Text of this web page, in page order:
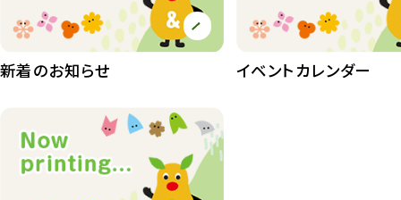
植物たち 407
植物園長の庭
桜情報
紅葉情報
新着のお知らせ イベントカレンダー